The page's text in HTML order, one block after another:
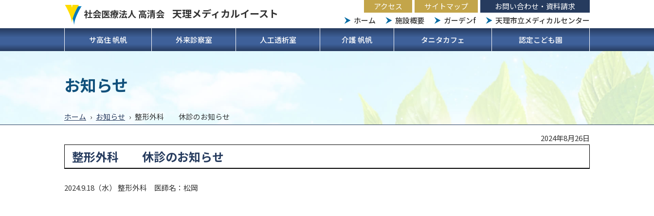
社会医療法人 高清会 天理メディカルイースト
アクセス サイトマップ
お問い合わせ・資料請求
ホーム
施設概要 ガーデンf
天理市立メディカルセンター
サ高住 帆帆
外来診察室 人工透析室 介護 帆帆 タニタカフェ 認定こども園
お知らせ
ホーム › お知らせ › 整形外科 休診のお知らせ
2024年8月26日
整形外科 休診のお知らせ
2024.9.18（水） 整形外科 医師名：松岡